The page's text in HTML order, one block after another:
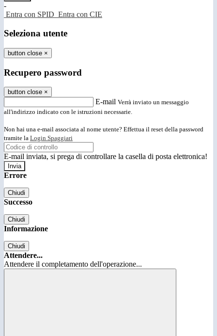
-
Entra con SPID Entra con CIE
Seleziona utente
button close ×
Recupero password
button close ×
E-mail Verrà inviato un messaggio
all'indirizzo indicato con le istruzioni necessarie.
Non hai una e-mail associata al nome utente? Effettua il reset della password
tramite la Login Spaggiari
E-mail inviata, si prega di controllare la casella di posta elettronica!
Errore
Chiudi
Successo
Chiudi
Informazione
Chiudi
Attendere...
Attendere il completamento dell'operazione...